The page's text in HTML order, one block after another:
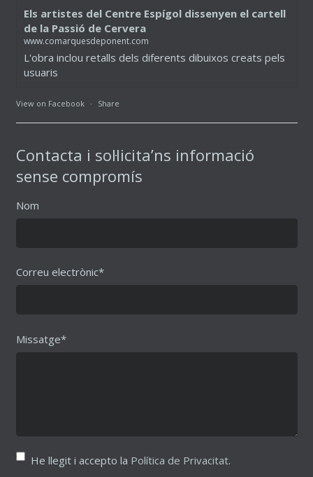
Els artistes del Centre Espígol dissenyen el cartell
de la Passió de Cervera
www.comarquesdeponent.com
L'obra inclou retalls dels diferents dibuixos creats pels
usuaris
View on Facebook · Share
Contacta i sol·licita’ns informació
sense compromís
Nom
Correu electrònic*
Missatge*
He llegit i accepto la Política de Privacitat.